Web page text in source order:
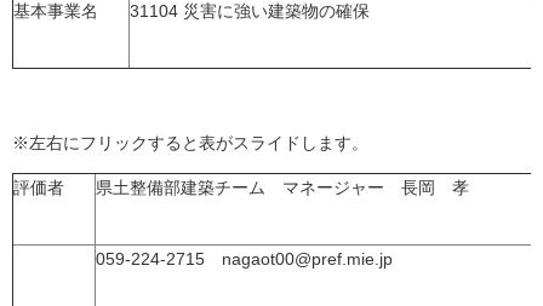
基本事業名 31104 災害に強い建築物の確保
※左右にフリックすると表がスライドします。
評価者 県土整備部建築チーム マネージャー 長岡 孝
059-224-2715 nagaot00@pref.mie.jp